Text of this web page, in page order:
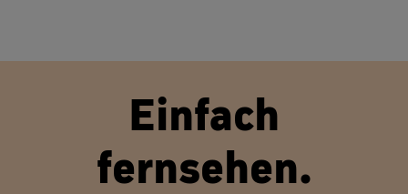
Einfach
fernsehen.